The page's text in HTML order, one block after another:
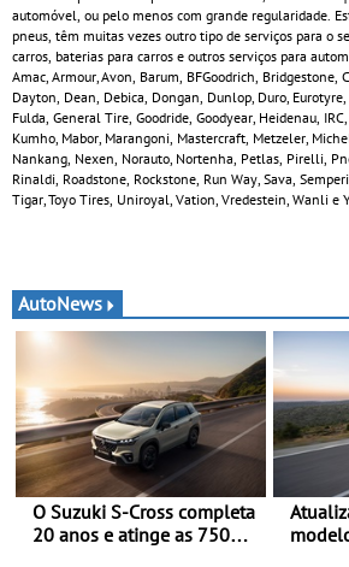
automóvel, ou pelo menos com grande regularidade.
pneus, têm muitas vezes outro tipo de serviços para o
carros, baterias para carros e outros serviços para
Amac, Armour, Avon, Barum, BFGoodrich, Bridgestone,
Dayton, Dean, Debica, Dongan, Dunlop, Duro,
Fulda, General Tire, Goodride, Goodyear, Heidenau,
Kumho, Mabor, Marangoni, Mastercraft, Metzeler,
Nankang, Nexen, Norauto, Nortenha, Petlas, Pirelli,
Rinaldi, Roadstone, Rockstone, Run Way, Sava,
Tigar, Toyo Tires, Uniroyal, Vation, Vredestein, Wanli e
AutoNews
O Suzuki S-Cross completa
20 anos e atinge as 750